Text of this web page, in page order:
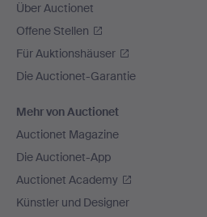
Über Auctionet
Offene Stellen
Für Auktionshäuser
Die Auctionet-Garantie
Mehr von Auctionet
Auctionet Magazine
Die Auctionet-App
Auctionet Academy
Künstler und Designer